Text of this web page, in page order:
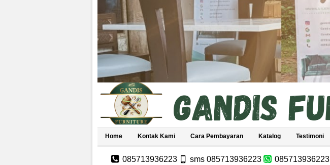
Home Kontak Kami Cara Pembayaran Katalog Testimoni
085713936223 sms 085713936223 085713936223